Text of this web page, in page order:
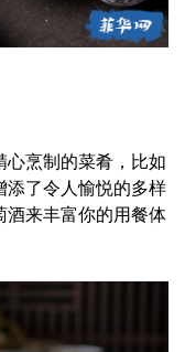
心烹制的菜肴，比如
添了令人愉悦的多样
酒来丰富你的用餐体